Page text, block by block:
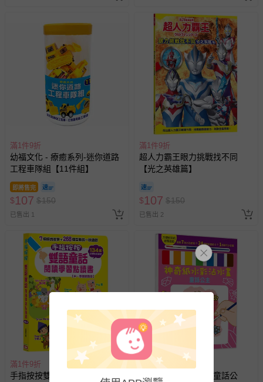
商品實際的配達日期，可於訂單個人資料內的查詢訂單內，
已出貨通知之訊息為主。
如您收到商品，請依正常流程檢查是否完好，若商品遇瑕疵
情形，您可申請更換新品或退貨，請見： 退貨的辦理流程
若您對於會員帳號、商品訂購與資訊、購物流程、付款方
式、折價券與購物金的使用、退貨及商品運送方式等有疑
問，你可詳見：媽咪愛客服中心
。
預購商品：預購為海外同步代購，遇缺貨即會通知媽咪並協
助取消退款事宜。
商品如因「價格、組合」等錯誤原因，導致無法安排出貨，
會主動以簡訊及mail通知訂單取消事宜，並將提供適當補
償。
滿1件9折
幼福文化 - 療癒系列-迷你道路
工程車隊組【11件組】
即將售完
$107 $150
已售出 1
滿1件9折
超人力霸王眼力挑戰找不同
【光之英雄篇】
$107 $150
已售出 2
滿1件9折
手指按按雙語童話閱讀學習點
滿1件9折
神奇紙水彩沾水畫【童話公